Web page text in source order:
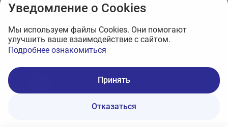
Работа в компании
Мы в соцсетях
Уведомление о Cookies
Мы используем файлы Cookies. Они помогают
улучшить ваше взаимодействие с сайтом.
Подробнее ознакомиться
Принять
Отказаться